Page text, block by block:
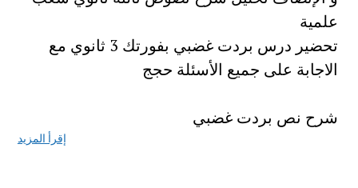
علمية
تحضير درس بردت غضبي بفورتك 3 ثانوي مع
الاجابة على جميع الأسئلة حجج
شرح نص بردت غضبي
إقرأ المزيد